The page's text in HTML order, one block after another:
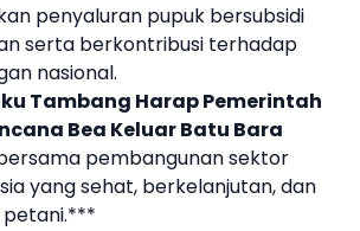
penyaluran pupuk bersubsidi
serta berkontribusi terhadap
nasional.
Tambang Harap Pemerintah
Bea Keluar Batu Bara
pembangunan sektor
yang sehat, berkelanjutan, dan